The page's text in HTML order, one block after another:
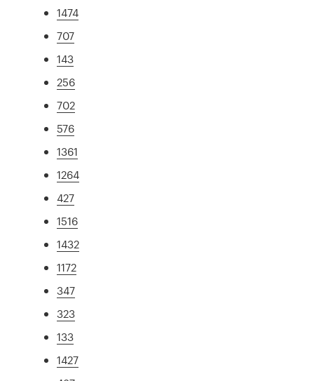
1474
707
143
256
702
576
1361
1264
427
1516
1432
1172
347
323
133
1427